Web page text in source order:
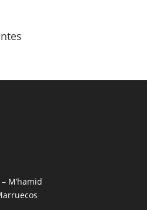
M’hamid